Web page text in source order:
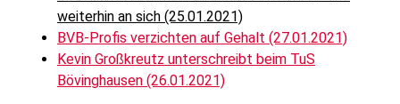
weiterhin an sich (25.01.2021)
BVB-Profis verzichten auf Gehalt (27.01.2021)
Kevin Großkreutz unterschreibt beim TuS
Bövinghausen (26.01.2021)